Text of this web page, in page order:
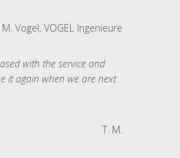
M. Vogel, VOGEL Ingenieure
with the service and
it again when we are next
T. M.